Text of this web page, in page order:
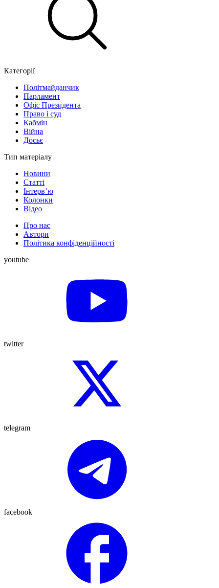
Категорії
Політмайданчик
Парламент
Офіс Президента
Право і суд
Кабмін
Війна
Досьє
Тип матеріалу
Новини
Статті
Інтерв’ю
Колонки
Відео
Про нас
Автори
Політика конфіденційності
youtube
twitter
telegram
facebook